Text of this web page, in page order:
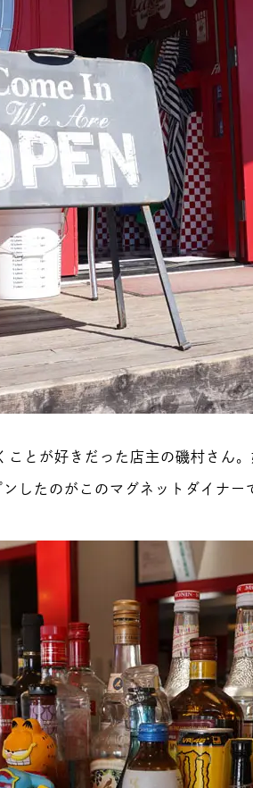
とが好きだった店主の磯村さん
したのがこのマグネットダイナー